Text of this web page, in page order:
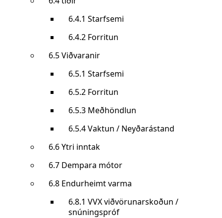
6.4.1 Starfsemi
6.4.2 Forritun
6.5 Viðvaranir
6.5.1 Starfsemi
6.5.2 Forritun
6.5.3 Meðhöndlun
6.5.4 Vaktun / Neyðarástand
6.6 Ytri inntak
6.7 Dempara mótor
6.8 Endurheimt varma
6.8.1 VVX viðvörunarskoðun /
snúningspróf